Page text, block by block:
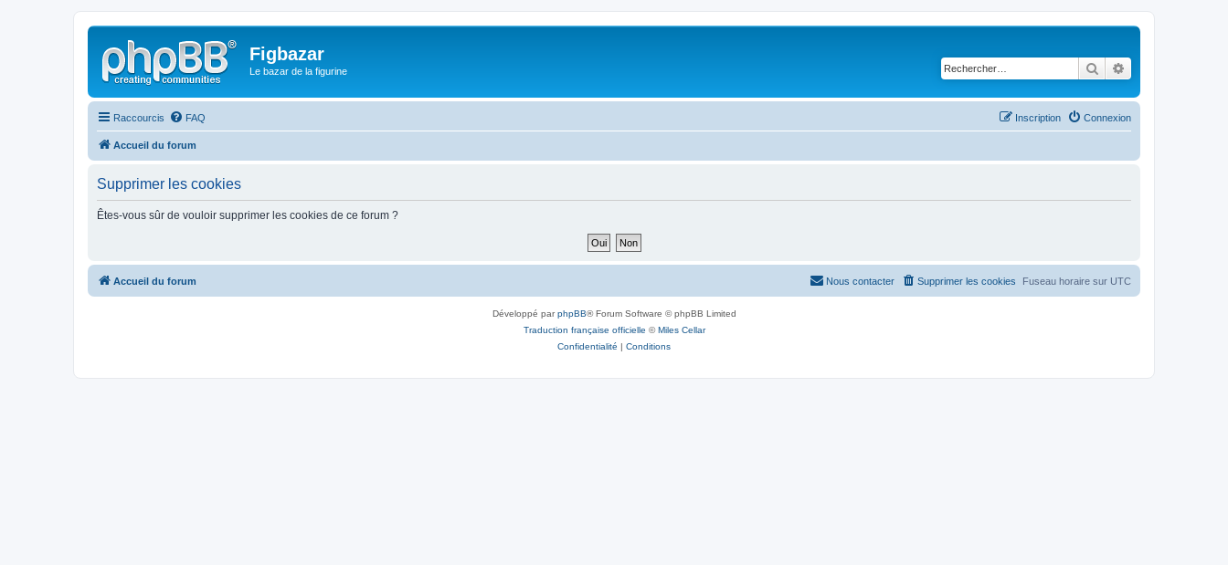
Figbazar
Le bazar de la figurine Rechercher
Raccourcis FAQ Connexion
Inscription
Accueil du forum
Supprimer les cookies
Êtes-vous sûr de vouloir supprimer les cookies de ce forum ?
Accueil du forum Fuseau horaire sur UTC
Supprimer les cookies
Nous contacter
Développé parphpBB® Forum Software © phpBB Limited
Traduction française officielle ©Miles Cellar
Confidentialité | Conditions